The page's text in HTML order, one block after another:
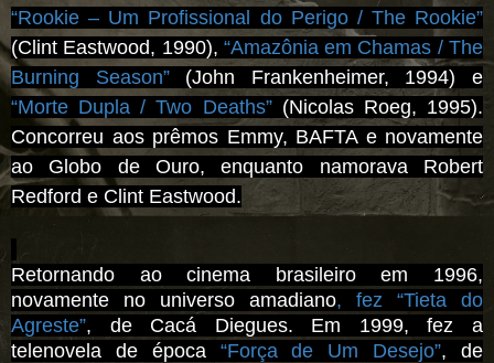
“Rookie – Um Profissional do Perigo / The Rookie”
(Clint Eastwood, 1990), “Amazônia em Chamas / The
Burning Season”(John Frankenheimer, 1994) e
“Morte Dupla / Two Deaths” (Nicolas Roeg, 1995).
Concorreu aos prêmos Emmy, BAFTA e novamente
ao Globo de Ouro, enquanto namorava Robert
Redford e Clint Eastwood.
Retornando ao cinema brasileiro em 1996,
novamente no universo amadiano, fez “Tieta do
Agreste”, de Cacá Diegues. Em 1999, fez a
telenovela de época “Força de Um Desejo”, de